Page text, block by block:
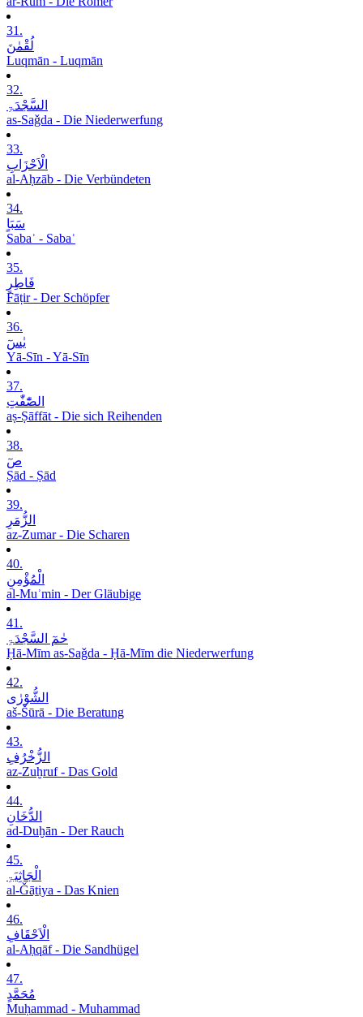
31.
لُقْمٰنَ
Luqmān - Luqmān
32.
السَّجْدَۃِ
as-Saǧda - Die Niederwerfung
33.
الْاَحْزَابِ
al-Aḥzāb - Die Verbündeten
34.
سَبَاٍ
Sabaʾ - Sabaʾ
35.
فَاطِرٍ
Fāṭir - Der Schöpfer
36.
یٰسٓ
Yā-Sīn - Yā-Sīn
37.
الصّٰٓفّٰتِ
aṣ-Ṣāffāt - Die sich Reihenden
38.
صٓ
Ṣād - Ṣād
39.
الزُّمَرِ
az-Zumar - Die Scharen
40.
الْمُؤْمِنِ
al-Muʾmin - Der Gläubige
41.
حٰمٓ السَّجْدَۃِ
Ḥā-Mīm as-Saǧda - Ḥā-Mīm die Niederwerfung
42.
الشُّوْرٰی
aš-Šūrā - Die Beratung
43.
الزُّخْرُفِ
az-Zuḫruf - Das Gold
44.
الدُّخَانِ
ad-Duḫān - Der Rauch
45.
الْجَاثِیَۃِ
al-Ǧāṯiya - Das Knien
46.
الْاَحْقَافِ
al-Aḥqāf - Die Sandhügel
47.
مُحَمَّدٍ
Muḥammad - Muhammad